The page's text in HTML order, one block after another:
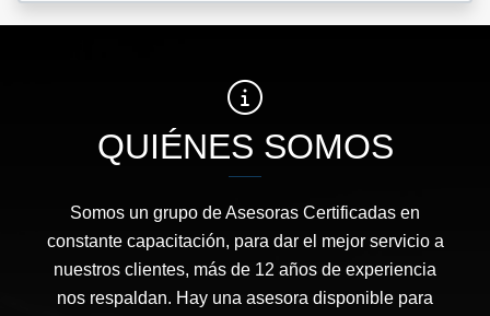
QUIÉNES SOMOS
Somos un grupo de Asesoras Certificadas en
constante capacitación, para dar el mejor servicio a
nuestros clientes, más de 12 años de experiencia
nos respaldan. Hay una asesora disponible para